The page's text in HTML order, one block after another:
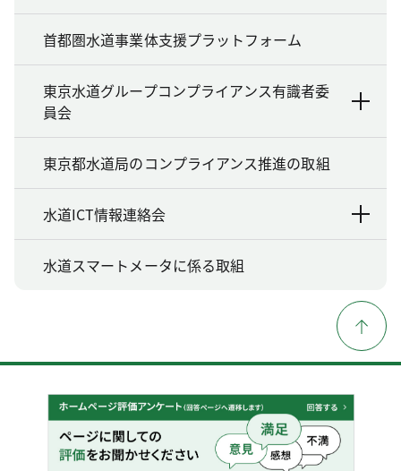
首都圏水道事業体支援プラットフォーム
東京水道グループコンプライアンス有識者委
員会
東京都水道局のコンプライアンス推進の取組
水道ICT情報連絡会
水道スマートメータに係る取組